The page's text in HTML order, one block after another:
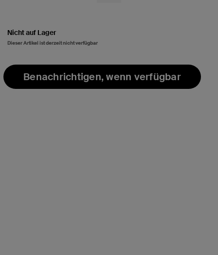
Nicht auf Lager
Dieser Artikel ist derzeit nicht verfügbar
Benachrichtigen, wenn verfügbar